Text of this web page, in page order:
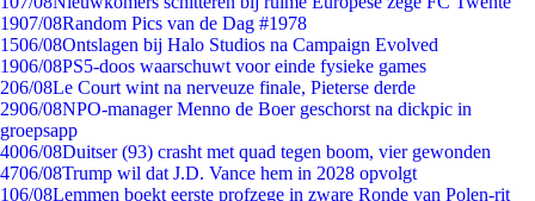
1907/08Random Pics van de Dag #1978
1506/08Ontslagen bij Halo Studios na Campaign Evolved
1906/08PS5-doos waarschuwt voor einde fysieke games
206/08Le Court wint na nerveuze finale, Pieterse derde
2906/08NPO-manager Menno de Boer geschorst na dickpic in
groepsapp
4006/08Duitser (93) crasht met quad tegen boom, vier gewonden
4706/08Trump wil dat J.D. Vance hem in 2028 opvolgt
106/08Lemmen boekt eerste profzege in zware Ronde van Polen-rit